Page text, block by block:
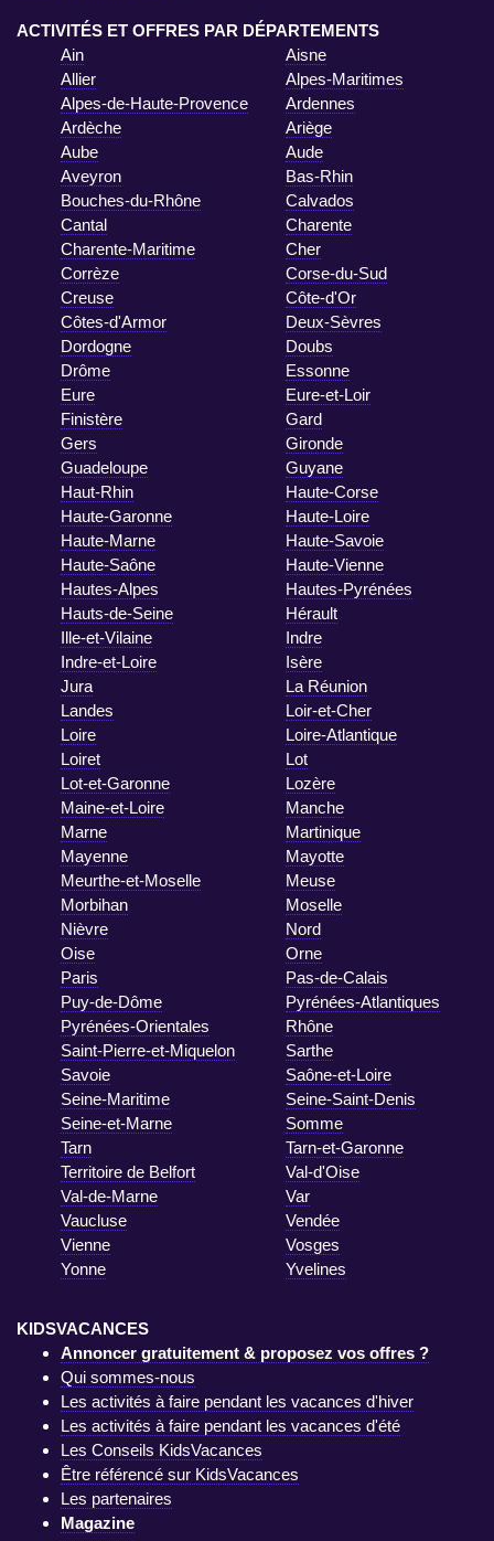
ACTIVITÉS ET OFFRES PAR DÉPARTEMENTS
Ain
Aisne
Allier
Alpes-Maritimes
Alpes-de-Haute-Provence
Ardennes
Ardèche
Ariège
Aube
Aude
Aveyron
Bas-Rhin
Bouches-du-Rhône
Calvados
Cantal
Charente
Charente-Maritime
Cher
Corrèze
Corse-du-Sud
Creuse
Côte-d'Or
Côtes-d'Armor
Deux-Sèvres
Dordogne
Doubs
Drôme
Essonne
Eure
Eure-et-Loir
Finistère
Gard
Gers
Gironde
Guadeloupe
Guyane
Haut-Rhin
Haute-Corse
Haute-Garonne
Haute-Loire
Haute-Marne
Haute-Savoie
Haute-Saône
Haute-Vienne
Hautes-Alpes
Hautes-Pyrénées
Hauts-de-Seine
Hérault
Ille-et-Vilaine
Indre
Indre-et-Loire
Isère
Jura
La Réunion
Landes
Loir-et-Cher
Loire
Loire-Atlantique
Loiret
Lot
Lot-et-Garonne
Lozère
Maine-et-Loire
Manche
Marne
Martinique
Mayenne
Mayotte
Meurthe-et-Moselle
Meuse
Morbihan
Moselle
Nièvre
Nord
Oise
Orne
Paris
Pas-de-Calais
Puy-de-Dôme
Pyrénées-Atlantiques
Pyrénées-Orientales
Rhône
Saint-Pierre-et-Miquelon
Sarthe
Savoie
Saône-et-Loire
Seine-Maritime
Seine-Saint-Denis
Seine-et-Marne
Somme
Tarn
Tarn-et-Garonne
Territoire de Belfort
Val-d'Oise
Val-de-Marne
Var
Vaucluse
Vendée
Vienne
Vosges
Yonne
Yvelines
KIDSVACANCES
Annoncer gratuitement & proposez vos offres ?
Qui sommes-nous
Les activités à faire pendant les vacances d'hiver
Les activités à faire pendant les vacances d'été
Les Conseils KidsVacances
Être référencé sur KidsVacances
Les partenaires
Magazine